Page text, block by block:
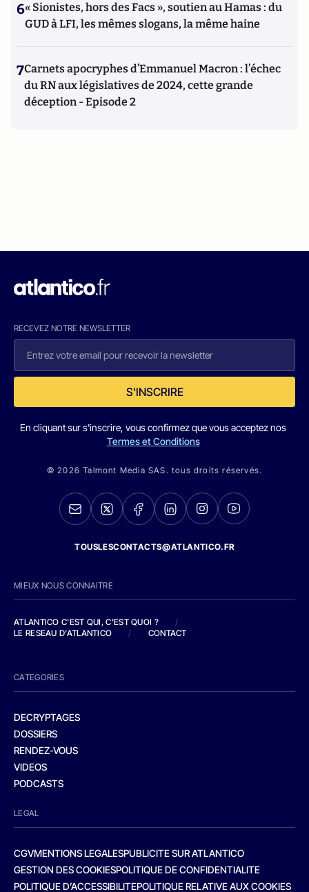
6« Sionistes, hors des Facs », soutien au Hamas : du
GUD à LFI, les mêmes slogans, la même haine
7Carnets apocryphes d’Emmanuel Macron : l’échec
du RN aux législatives de 2024, cette grande
déception - Episode 2
RECEVEZ NOTRE NEWSLETTER
S'INSCRIRE
En cliquant sur s'inscrire, vous confirmez que vous acceptez nos
Termes et Conditions
© 2026 Talmont Media SAS. tous droits réservés.
TOUSLESCONTACTS@ATLANTICO.FR
MIEUX NOUS CONNAITRE
ATLANTICO C'EST QUI, C'EST QUOI ?
/
LE RESEAU D'ATLANTICO
/ CONTACT
CATEGORIES
DECRYPTAGES
DOSSIERS
RENDEZ-VOUS
VIDEOS
PODCASTS
LEGAL
CGVMENTIONS LEGALESPUBLICITE SUR ATLANTICO
GESTION DES COOKIESPOLITIQUE DE CONFIDENTIALITE
POLITIQUE D’ACCESSIBILITEPOLITIQUE RELATIVE AUX COOKIES